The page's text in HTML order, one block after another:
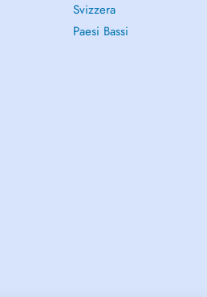
Svizzera
Paesi Bassi